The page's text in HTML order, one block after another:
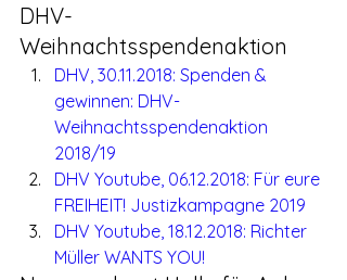
DHV-
Weihnachtsspendenaktion
DHV, 30.11.2018: Spenden &
gewinnen: DHV-
Weihnachtsspendenaktion
2018/19
DHV Youtube, 06.12.2018: Für eure
FREIHEIT! Justizkampagne 2019
DHV Youtube, 18.12.2018: Richter
Müller WANTS YOU!